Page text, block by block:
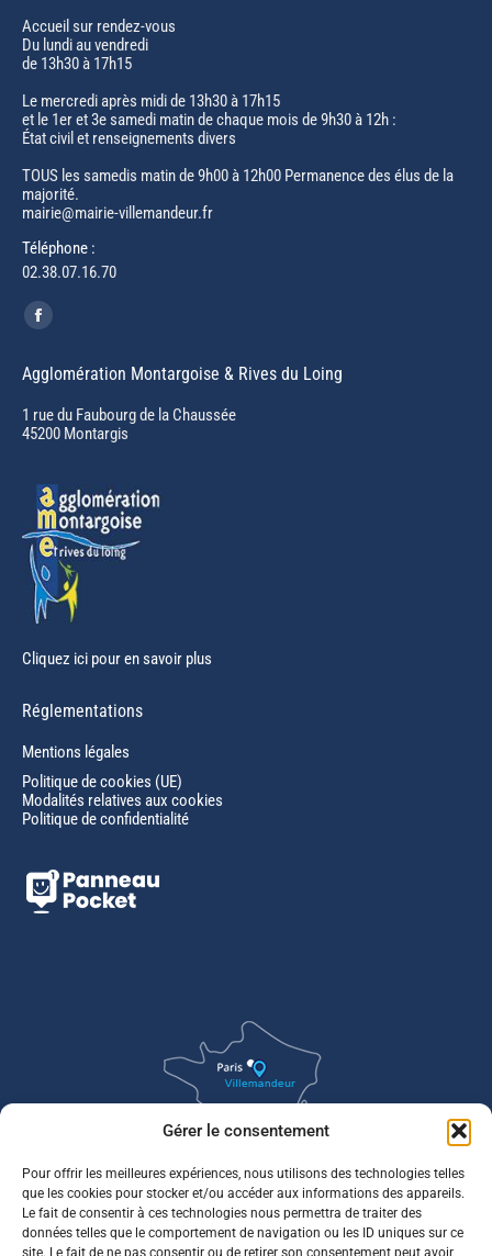
Gérer le consentement
Pour offrir les meilleures expériences, nous utilisons des technologies telles
que les cookies pour stocker et/ou accéder aux informations des appareils.
Le fait de consentir à ces technologies nous permettra de traiter des
données telles que le comportement de navigation ou les ID uniques sur ce
site. Le fait de ne pas consentir ou de retirer son consentement peut avoir
Accueil sur rendez-vous
Du lundi au vendredi
de 13h30 à 17h15
Le mercredi après midi de 13h30 à 17h15
et le 1er et 3e samedi matin de chaque mois de 9h30 à 12h :
État civil et renseignements divers
TOUS les samedis matin de 9h00 à 12h00 Permanence des élus de la
majorité.
mairie@mairie-villemandeur.fr
Téléphone :
02.38.07.16.70
Trouvez nous sur :
Facebook
opens
in
new
Agglomération Montargoise & Rives du Loing
1 rue du Faubourg de la Chaussée
45200 Montargis
Cliquez ici pour en savoir plus
Réglementations
Mentions légales
Politique de cookies (UE)
Modalités relatives aux cookies
Politique de confidentialité